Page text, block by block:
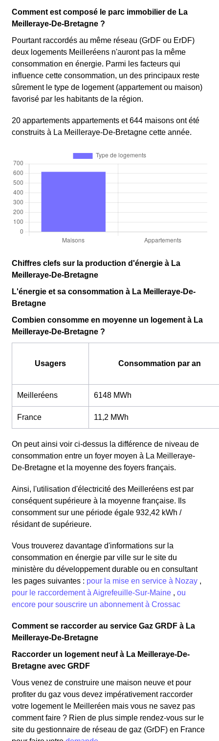
Comment est composé le parc immobilier de La
Meilleraye-De-Bretagne ?
Pourtant raccordés au même réseau (GrDF ou ErDF)
deux logements Meilleréens n'auront pas la même
consommation en énergie. Parmi les facteurs qui
influence cette consommation, un des principaux reste
sûrement le type de logement (appartement ou maison)
favorisé par les habitants de la région.
20 appartements appartements et 644 maisons ont été
construits à La Meilleraye-De-Bretagne cette année.
Chiffres clefs sur la production d'énergie à La
Meilleraye-De-Bretagne
L'énergie et sa consommation à La Meilleraye-De-
Bretagne
Combien consomme en moyenne un logement à La
Meilleraye-De-Bretagne ?
Usagers Consommation par an
Meilleréens 6148 MWh
France 11,2 MWh
On peut ainsi voir ci-dessus la différence de niveau de
consommation entre un foyer moyen à La Meilleraye-
De-Bretagne et la moyenne des foyers français.
Ainsi, l'utilisation d'électricité des Meilleréens est par
conséquent supérieure à la moyenne française. Ils
consomment sur une période égale 932,42 kWh /
résidant de supérieure.
Vous trouverez davantage d'informations sur la
consommation en énergie par ville sur le site du
ministère du développement durable ou en consultant
les pages suivantes : pour la mise en service à Nozay ,
pour le raccordement à Aigrefeuille-Sur-Maine , ou
encore pour souscrire un abonnement à Crossac
Comment se raccorder au service Gaz GRDF à La
Meilleraye-De-Bretagne
Raccorder un logement neuf à La Meilleraye-De-
Bretagne avec GRDF
Vous venez de construire une maison neuve et pour
profiter du gaz vous devez impérativement raccorder
votre logement le Meilleréen mais vous ne savez pas
comment faire ? Rien de plus simple rendez-vous sur le
site du gestionnaire de réseau de gaz (GrDF) en France